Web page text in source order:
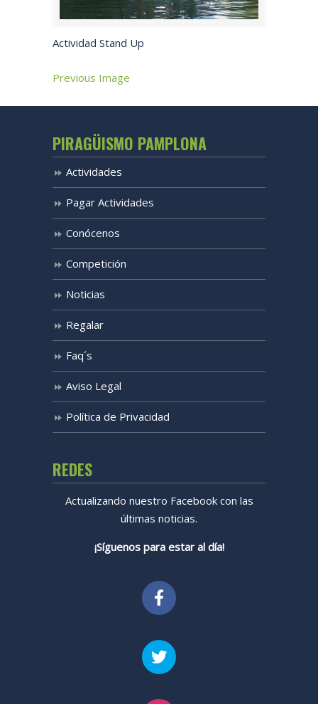
Actividad Stand Up
Previous Image
PIRAGÜISMO PAMPLONA
Actividades
Pagar Actividades
Conócenos
Competición
Noticias
Regalar
Faq´s
Aviso Legal
Política de Privacidad
REDES
Actualizando nuestro Facebook con las
últimas noticias.
¡Síguenos para estar al día!